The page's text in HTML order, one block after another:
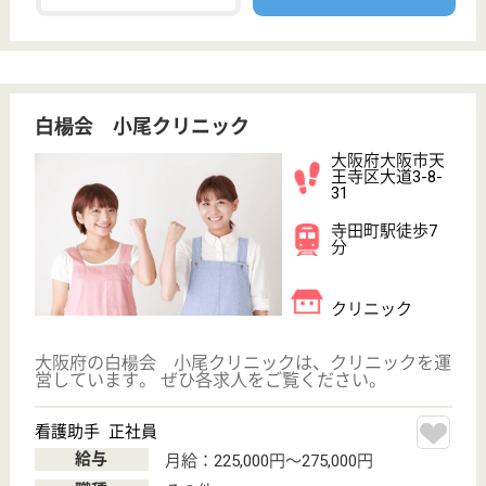
サービス紹介
ご利用の流れ
公式LINE＠
お役立ち情報
初めての介護転職
介護転職お悩み相談室
介護業界給与データ